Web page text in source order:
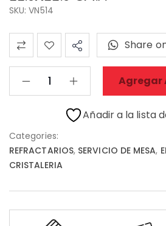
SKU: VN514
Agregar
Share
Añadir a la lista
Categories:
REFRACTARIOS, SERVICIO DE MESA,
CRISTALERIA